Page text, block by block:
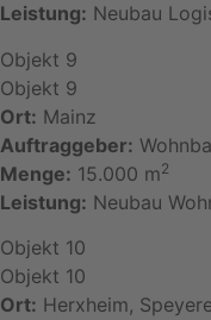
Leistung: Neubau
Objekt 9
Objekt 9
Ort: Mainz
Auftraggeber:
Menge: 15.000 m2
Leistung: Neubau
Objekt 10
Objekt 10
Ort: Herxheim,